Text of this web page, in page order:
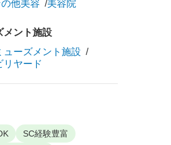
他美容 美容院
メント施設
ューズメント施設
リヤード
SC経験豊富